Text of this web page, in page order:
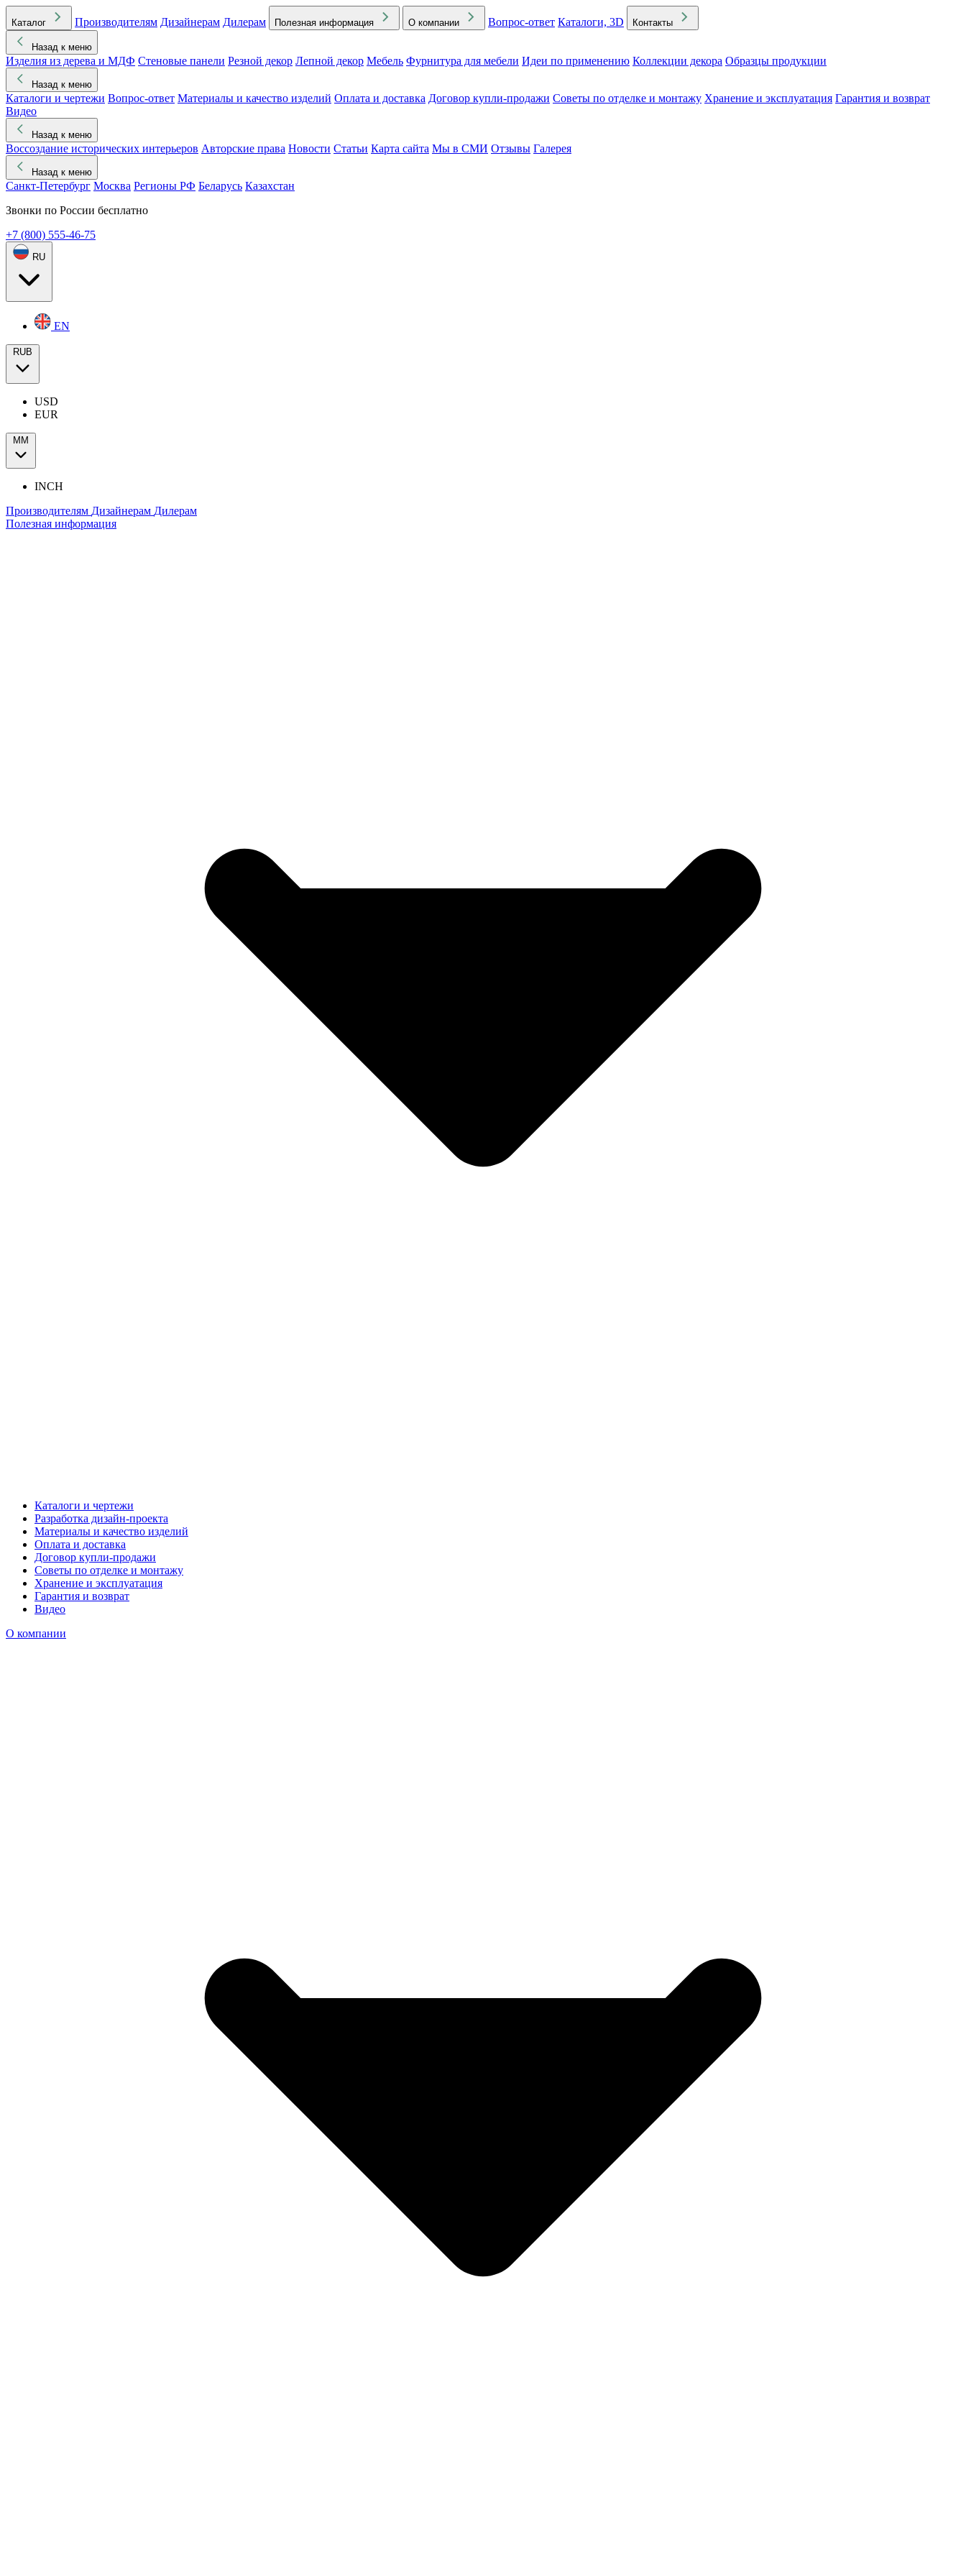
Каталог Производителям Дизайнерам Дилерам Полезная информация О компании Вопрос-ответ Каталоги, 3D Контакты
Назад к меню
Изделия из дерева и МДФ Стеновые панели Резной декор Лепной декор Мебель Фурнитура для мебели Идеи по применению Коллекции декора Образцы продукции
Назад к меню
Каталоги и чертежи Вопрос-ответ Материалы и качество изделий Оплата и доставка Договор купли-продажи Советы по отделке и монтажу Хранение и эксплуатация Гарантия и возврат
Видео
Назад к меню
Воссоздание исторических интерьеров Авторские права Новости Статьи Карта сайта Мы в СМИ Отзывы Галерея
Назад к меню
Санкт-Петербург Москва Регионы РФ Беларусь Казахстан
Звонки по России бесплатно
+7 (800) 555-46-75
RU
EN
RUB
USD
EUR
ММ
INCH
Производителям Дизайнерам Дилерам
Полезная информация
Каталоги и чертежи
Разработка дизайн-проекта
Материалы и качество изделий
Оплата и доставка
Договор купли-продажи
Советы по отделке и монтажу
Хранение и эксплуатация
Гарантия и возврат
Видео
О компании